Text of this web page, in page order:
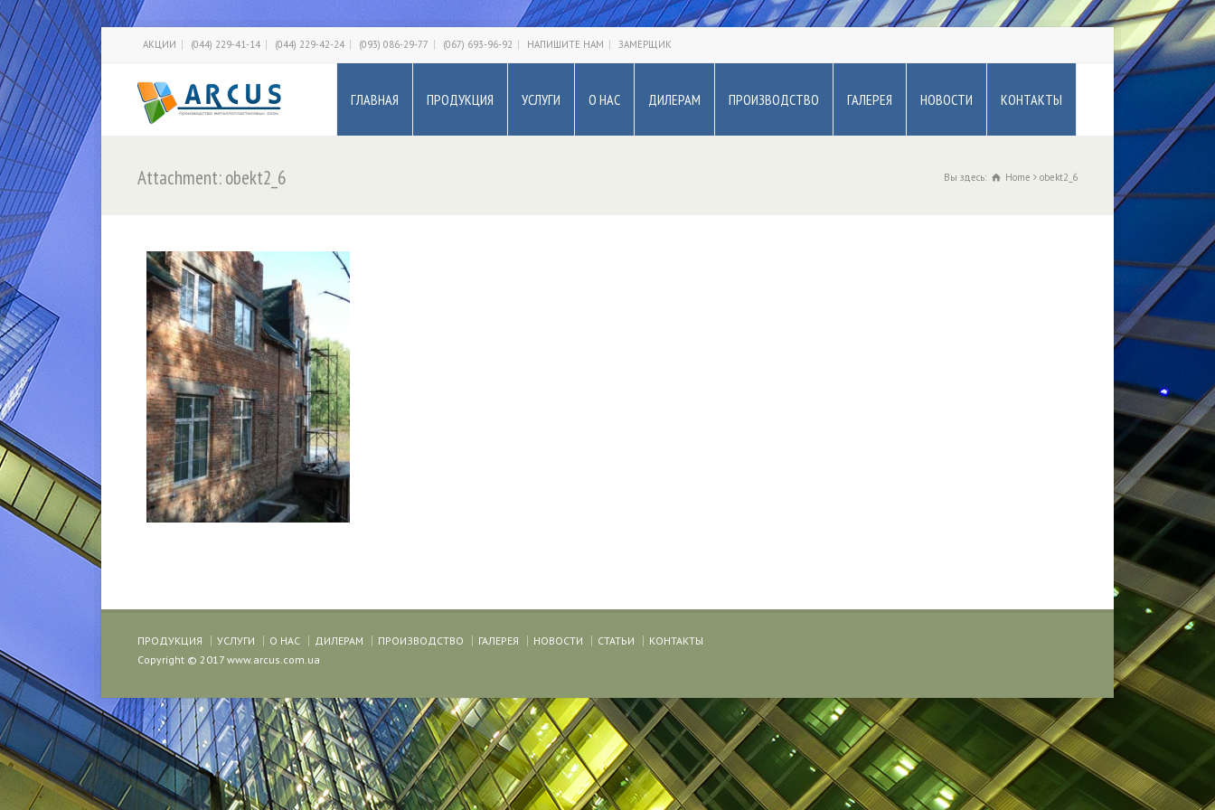
АКЦИИ (044) 229-41-14 (044) 229-42-24 (093) 086-29-77 (067) 693-96-92 НАПИШИТЕ НАМ ЗАМЕРЩИК
ГЛАВНАЯ ПРОДУКЦИЯ УСЛУГИ О НАС ДИЛЕРАМ ПРОИЗВОДСТВО ГАЛЕРЕЯ НОВОСТИ КОНТАКТЫ
Attachment: obekt2_6 Вы здесь: Home obekt2_6
ПРОДУКЦИЯ УСЛУГИ О НАС ДИЛЕРАМ ПРОИЗВОДСТВО ГАЛЕРЕЯ НОВОСТИ СТАТЬИ
КОНТАКТЫ
Copyright © 2017 www.arcus.com.ua